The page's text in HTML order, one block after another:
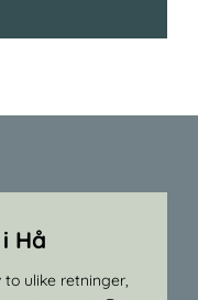
Hå
ulike retninger,